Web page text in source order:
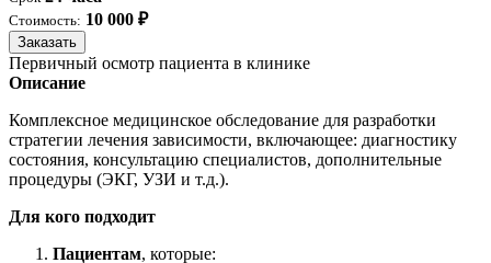
Стоимость: 10 000 ₽
Заказать
Первичный осмотр пациента в клинике
Описание
Комплексное медицинское обследование для разработки
стратегии лечения зависимости, включающее: диагностику
состояния, консультацию специалистов, дополнительные
процедуры (ЭКГ, УЗИ и т.д.).
Для кого подходит
Пациентам, которые: